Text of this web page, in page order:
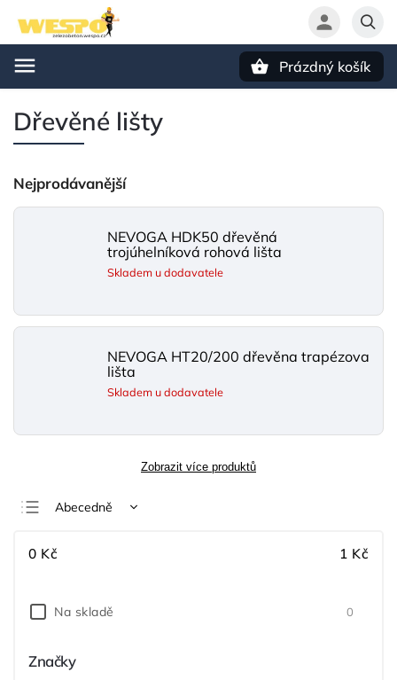
Prázdný košík
Dřevěné lišty
Nejprodávanější
NEVOGA HDK50 dřevěná
trojúhelníková rohová lišta
Skladem u dodavatele
NEVOGA HT20/200 dřevěna trapézova
lišta
Skladem u dodavatele
Zobrazit více produktů
Abecedně
Nejdražší
0 Kč 1 Kč
Na skladě 0
Značky